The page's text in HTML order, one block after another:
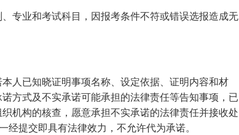
业和考试科目，因报考条件不符或错误选报造成无
已知晓证明事项名称、设定依据、证明内容和材
方式及不实承诺可能承担的法律责任等告知事项，已
机构的核查，愿意承担不实承诺的法律责任并接收处
提交即具有法律效力，不允许代为承诺。